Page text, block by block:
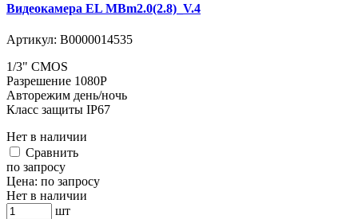
Видеокамера EL MBm2.0(2.8)_V.4
Артикул: В0000014535
1/3" CMOS
Разрешение 1080P
Авторежим день/ночь
Класс защиты IP67
Нет в наличии
Cравнить
по запросу
Цена: по запросу
Нет в наличии
шт